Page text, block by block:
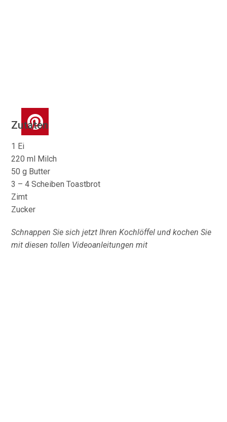
Zutaten
1 Ei
220 ml Milch
50 g Butter
3 – 4 Scheiben Toastbrot
Zimt
Zucker
Schnappen Sie sich jetzt Ihren Kochlöffel und kochen Sie
mit diesen tollen Videoanleitungen mit